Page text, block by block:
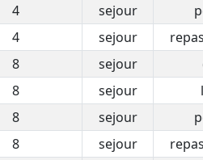
4 sejour
4 sejour
8 sejour
8 sejour
8 sejour
8 sejour